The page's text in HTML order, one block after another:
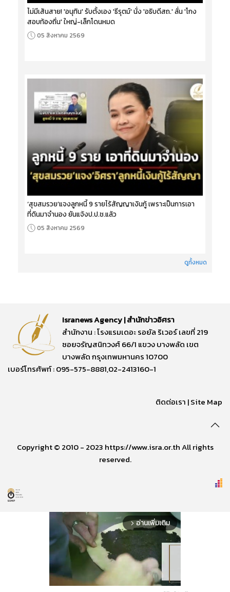
ไม่มีเส้นสาย! 'อนุทิน' รับตั้งเอง 'ธีรุตม์' นั่ง 'อธิบดีสถ.' ลั่น 'โกง
สอบท้องถิ่น' ใหญ่-เล็กโดนหมด
05 สิงหาคม 2569
‘สุขสมรวย’แจงลูกหนี้ 9 รายไร้สัญญาเงินกู้ เพราะเป็นการเอา
ที่ดินมาจำนอง ยันแจ้งป.ป.ช.แล้ว
05 สิงหาคม 2569
ดูทั้งหมด
Isranews Agency | สำนักข่าวอิศรา
สำนักงาน : โรงแรมเดอะ รอยัล ริเวอร์ เลขที่ 219
ซอยจรัญสนิทวงศ์ 66/1 แขวง บางพลัด เขต
บางพลัด กรุงเทพมหานคร 10700
เบอร์โทรศัพท์ : 095-575-8881,02-2413160-1
ติดต่อเรา |Site Map
Copyright © 2010 - 2023 https://www.isra.or.th All rights
reserved.
arrow_forward_ios อ่านเพิ่มเติม